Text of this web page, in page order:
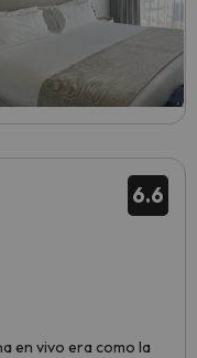
6.6
en vivo era como la